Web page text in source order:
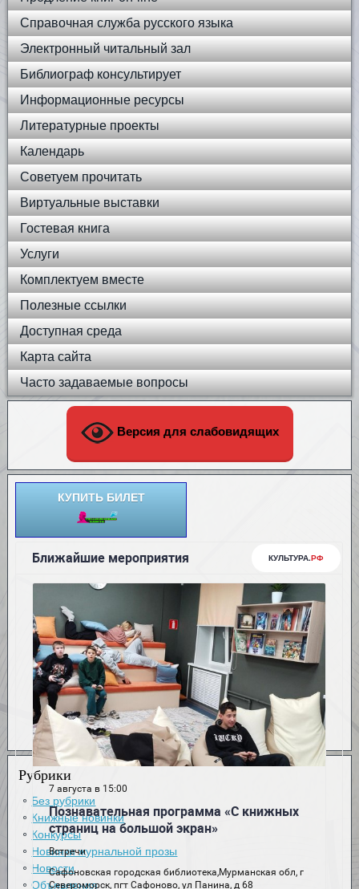
Справочная служба русского языка
Электронный читальный зал
Библиограф консультирует
Информационные ресурсы
Литературные проекты
Календарь
Советуем прочитать
Виртуальные выставки
Гостевая книга
Услуги
Комплектуем вместе
Полезные ссылки
Доступная среда
Карта сайта
Часто задаваемые вопросы
Версия для слабовидящих
КУПИТЬ БИЛЕТ
Рубрики
Без рубрики
Книжные новинки
Конкурсы
Новинки журнальной прозы
Новости
Объявления